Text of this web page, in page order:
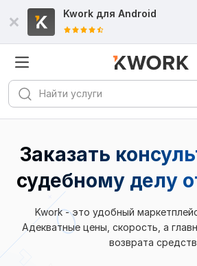
Kwork для Android
Заказать
судебному делу
Kwork - это удобный
Адекватные цены, скорость, а
возврата